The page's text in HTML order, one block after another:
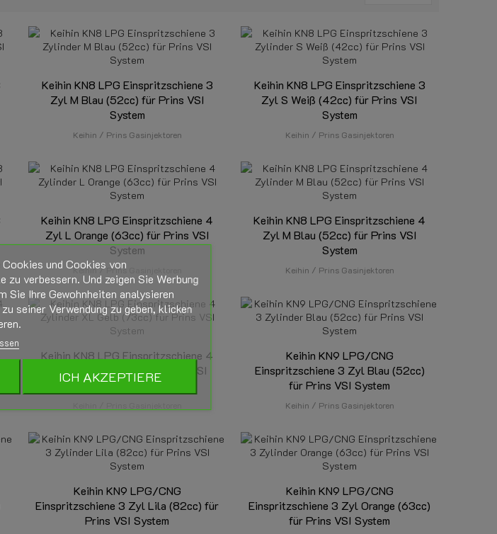
Keihin KN8 LPG Einspritzschiene 3
Zyl M Blau (52cc) für Prins VSI
System
Keihin / Prins Gasinjektoren
Keihin KN8 LPG Einspritzschiene 3
Zyl S Weiß (42cc) für Prins VSI
System
Keihin / Prins Gasinjektoren
Keihin KN8 LPG Einspritzschiene 4
Zyl L Orange (63cc) für Prins VSI
System
Keihin / Prins Gasinjektoren
Keihin KN8 LPG Einspritzschiene 4
Zyl M Blau (52cc) für Prins VSI
System
Keihin / Prins Gasinjektoren
Keihin KN8 LPG Einspritzschiene 4
Zyl XL Gelb (73cc) für Prins VSI
System
Keihin KN9 LPG/CNG
Einspritzschiene 3 Zyl Blau (52cc)
für Prins VSI System
Keihin / Prins Gasinjektoren
Keihin KN9 LPG/CNG
Einspritzschiene 3 Zyl Lila (82cc) für
Prins VSI System
Keihin KN9 LPG/CNG
Einspritzschiene 3 Zyl Orange (63cc)
für Prins VSI System
und Cookies von
verbessern. Und zeigen Sie Werbung
Sie Ihre Gewohnheiten analysieren
seiner Verwendung zu geben, klicken
ICH AKZEPTIERE